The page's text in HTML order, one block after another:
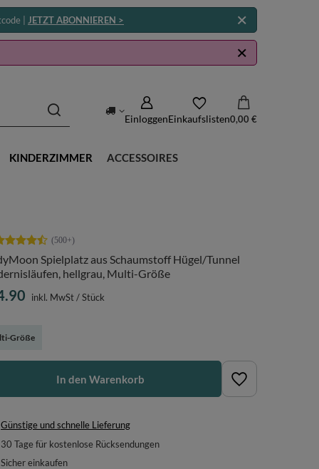
| JETZT ABONNIEREN >
EinloggenEinkaufslisten0,00 €
KINDERZIMMER ACCESSOIRES
Spielplatz aus Schaumstoff Hügel/Tunnel
hellgrau, Multi-Größe
Größe
inkl. MwSt/Stück
In den Warenkorb
Günstige und schnelle Lieferung
30 Tage für kostenlose Rücksendungen
Sicher einkaufen